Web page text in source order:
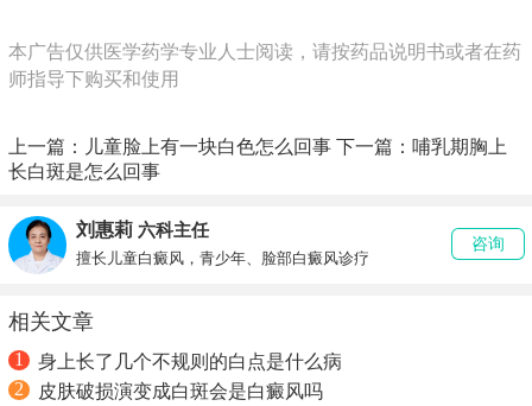
本广告仅供医学药学专业人士阅读，请按药品说明书或者在药
师指导下购买和使用
上一篇： 儿童脸上有一块白色怎么回事 下一篇： 哺乳期胸上
长白斑是怎么回事
刘惠莉 六科主任
擅长儿童白癜风，青少年、脸部白癜风诊疗
咨询
相关文章
1
身上长了几个不规则的白点是什么病
2
皮肤破损演变成白斑会是白癜风吗